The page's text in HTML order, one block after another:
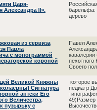
Царя-
Александра II».
барельфа:
дерево
из сервиза
Павла
с монограммой
короной
Павел
кавалерии
пехотного
Своего
Великой Княжны
Сигнатура
аптеки Его
Величества,
пузырьку с
которое
педиатр
49)Размер